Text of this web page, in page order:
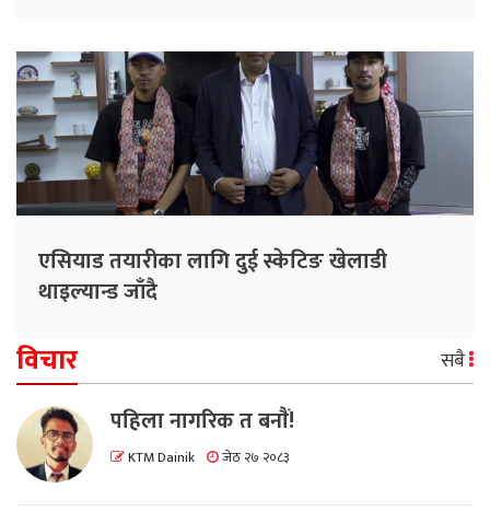
एसियाड तयारीका लागि दुई स्केटिङ खेलाडी
थाइल्यान्ड जाँदै
विचार सबै
पहिला नागरिक त बनाैं!
KTM Dainik जेठ २७ २०८३